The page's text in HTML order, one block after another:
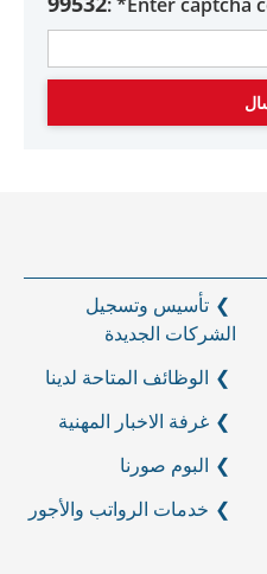
تأسيس وتسجيل
الشركات الجديدة
الوظائف المتاحة لدينا
غرفة الاخبار المهنية
البوم صورنا
خدمات الرواتب والأجور